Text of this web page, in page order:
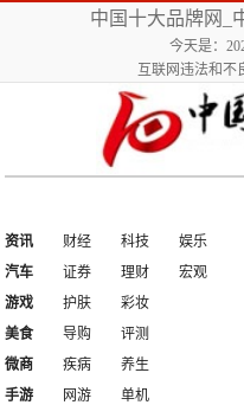
中国十大品牌网_
今天是：
互联网违法和不
资讯
财经 科技
娱乐
汽车
证券 理财 宏观
游戏
护肤
彩妆
美食
导购 评测
微商
疾病
养生
手游
网游 单机